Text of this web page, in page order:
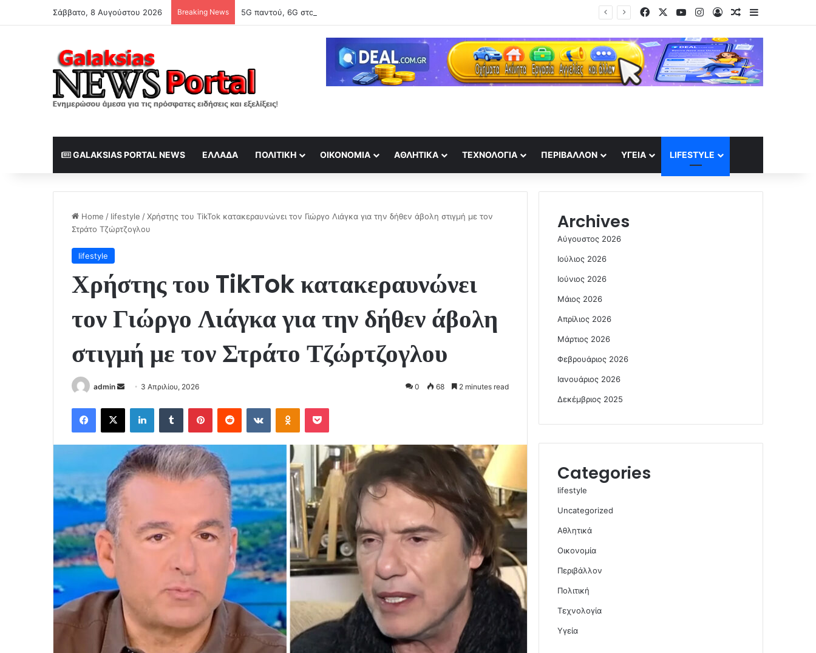
Σάββατο, 8 Αυγούστου 2026 Breaking News 5G παντού, 6G στον ορίζοντα: Πού βρίσκεται η Ελλάδα στη μεγάλη τεχνολογική μετάβαση FacebookYouTubeInstagram
Log InRandom Article
Sidebar
GALAKSIAS PORTAL NEWS ΕΛΛΆΔΑ ΠΟΛΙΤΙΚΉ ΟΙΚΟΝΟΜΊΑ ΑΘΛΗΤΙΚΆ ΤΕΧΝΟΛΟΓΊΑ ΠΕΡΙΒΆΛΛΟΝ ΥΓΕΊΑ LIFESTYLE
Home / lifestyle /Χρήστης του TikTok κατακεραυνώνει τον Γιώργο Λιάγκα για την δήθεν άβολη στιγμή με τον
Στράτο Τζώρτζογλου
lifestyle
Χρήστης του TikTok κατακεραυνώνει
τον Γιώργο Λιάγκα για την δήθεν άβολη
στιγμή με τον Στράτο Τζώρτζογλου
admin
Send
email
3 Απριλίου, 2026 0 68 2 minutes read
Facebook
X LinkedInTumblr PinterestReddit VKontakteOdnoklassniki
Pocket
Archives
Αύγουστος 2026
Ιούλιος 2026
Ιούνιος 2026
Μάιος 2026
Απρίλιος 2026
Μάρτιος 2026
Φεβρουάριος 2026
Ιανουάριος 2026
Δεκέμβριος 2025
Categories
lifestyle
Uncategorized
Αθλητικά
Οικονομία
Περιβάλλον
Πολιτική
Τεχνολογία
Υγεία